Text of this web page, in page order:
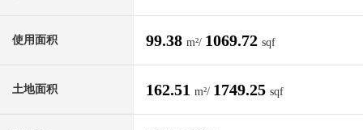
使用面积 99.38 m²/ 1069.72 sqf
土地面积 162.51 m²/ 1749.25 sqf